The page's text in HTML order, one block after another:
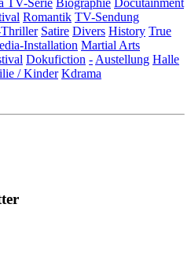
Romantik TV-Sendung
Satire Divers History True
Installation Martial Arts
Dokufiction - Austellung Halle
/ Kinder Kdrama